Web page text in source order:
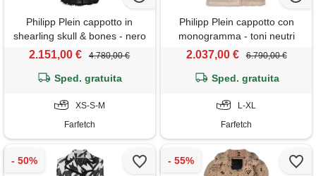
Philipp Plein cappotto in
shearling skull & bones - nero
2.151,00 € 4.780,00 €
Sped. gratuita
XS-S-M
Farfetch
Philipp Plein cappotto con
monogramma - toni neutri
2.037,00 € 6.790,00 €
Sped. gratuita
L-XL
Farfetch